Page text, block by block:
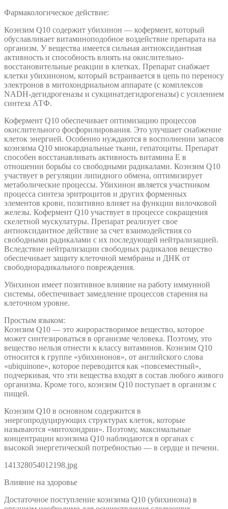
Фармакологическое действие:
Коэнзим Q10 содержит убихинон — кофермент, который
обуславливает витаминоподобное воздействие препарата на
организм. У вещества имеется сильная антиоксидантная
активность и способность влиять на окислительно-
восстановительные реакции в клетках. Препарат снабжает
клетки убихиноном, который встраивается в цепь по переносу
электронов в митохондриальном аппарате (с комплексов
NADH-дегидрогеназы и сукцинатдегидрогеназы) с усилением
синтеза АТФ.
Кофермент Q10 обеспечивает оптимизацию процессов
окислительного фосфорилирования. Это улучшает снабжение
клеток энергией. Особенно нуждаются в восполнении запасов
коэнзима Q10 миокардиальные ткани, гепатоциты. Препарат
способен восстанавливать активность витамина Е в
отношении борьбы со свободными радикалами. Коэнзим Q10
участвует в регуляции липидного обмена, оптимизирует
метаболические процессы. Убихинон является участником
процесса синтеза эритроцитов и других форменных
элементов крови, позитивно влияет на функции вилочковой
железы. Кофермент Q10 участвует в процессе сокращения
скелетной мускулатуры. Препарат реализует свое
антиоксидантное действие за счет взаимодействия со
свободными радикалами с их последующей нейтрализацией.
Вследствие нейтрализации свободных радикалов вещество
обеспечивает защиту клеточной мембраны и ДНК от
свободнорадикального повреждения.
Убихинон имеет позитивное влияние на работу иммунной
системы, обеспечивает замедление процессов старения на
клеточном уровне.
Простым языком:
Коэнзим Q10 — это жирорастворимое вещество, которое
может синтезироваться в организме человека. Поэтому, это
вещество нельзя отнести к классу витаминов. Коэнзим Q10
относится к группе «убихинонов», от английского слова
«ubiquinone», которое переводится как «повсеместный»,
подчеркивая, что эти вещества входят в состав любого живого
организма. Кроме того, коэнзим Q10 поступает в организм с
пищей.
Коэнзим Q10 в основном содержится в
энергопродуцирующих структурах клеток, которые
называются «митохондрии». Поэтому, максимальные
концентрации коэнзима Q10 наблюдаются в органах с
высокой энергетической потребностью — в сердце и печени.
141328054012198.jpg
Влияние на здоровье
Достаточное поступление коэнзима Q10 (убихинона) в